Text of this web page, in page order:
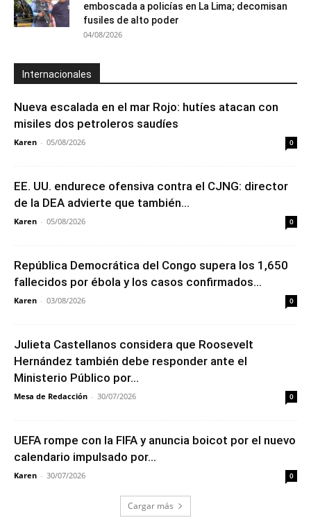
emboscada a policías en La Lima; decomisan
fusiles de alto poder
04/08/2026
Internacionales
Nueva escalada en el mar Rojo: hutíes atacan con
misiles dos petroleros saudíes
Karen - 05/08/2026 0
EE. UU. endurece ofensiva contra el CJNG: director
de la DEA advierte que también...
Karen - 05/08/2026 0
República Democrática del Congo supera los 1,650
fallecidos por ébola y los casos confirmados...
Karen - 03/08/2026 0
Julieta Castellanos considera que Roosevelt
Hernández también debe responder ante el
Ministerio Público por...
Mesa de Redacción - 30/07/2026 0
UEFA rompe con la FIFA y anuncia boicot por el nuevo
calendario impulsado por...
Karen - 30/07/2026 0
Cargar más